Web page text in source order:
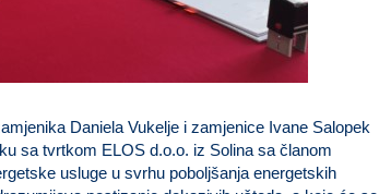
Daniela Vukelje i zamjenice Ivane Salopek
sa tvrtkom ELOS d.o.o. iz Solina sa članom
usluge u svrhu poboljšanja energetskih